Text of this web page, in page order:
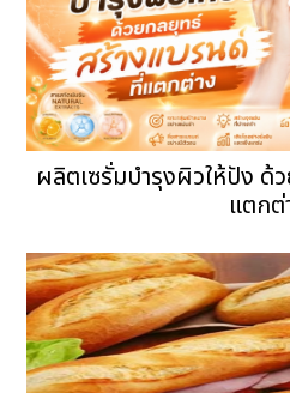
ผลิตเซรั่มบำรุงผิวให้ปัง ด้
แตกต่